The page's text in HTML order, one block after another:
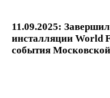
11.09.2025:
инсталляции World
события